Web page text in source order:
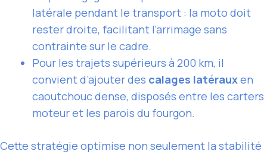
latérale pendant le transport : la moto doit
rester droite, facilitant l’arrimage sans
contrainte sur le cadre.
Pour les trajets supérieurs à 200 km, il
convient d’ajouter des calages latérauxen
caoutchouc dense, disposés entre les carters
moteur et les parois du fourgon.
Cette stratégie optimise non seulement la stabilité